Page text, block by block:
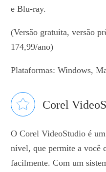
e Blu-ray.
(Versão gratuita, versão
174,99/ano)
Plataformas: Windows,
Corel
O Corel VideoStudio é
nível, que permite a você
facilmente. Com um